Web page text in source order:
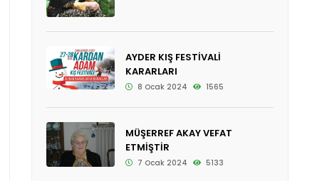
AYDER KIŞ FESTİVALİ
KARARLARI
8 Ocak 2024 1565
MÜŞERREF AKAY VEFAT
ETMİŞTİR
7 Ocak 2024 5133